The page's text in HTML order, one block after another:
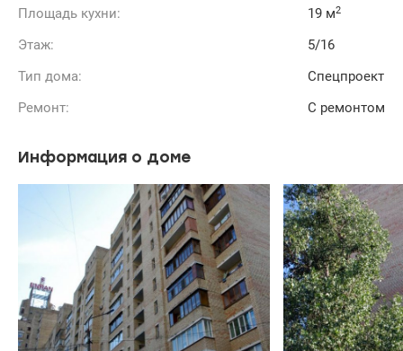
Площадь кухни: 19 м2
Этаж:
5/16
Тип дома:
Спецпроект
Ремонт:
С ремонтом
Информация о доме